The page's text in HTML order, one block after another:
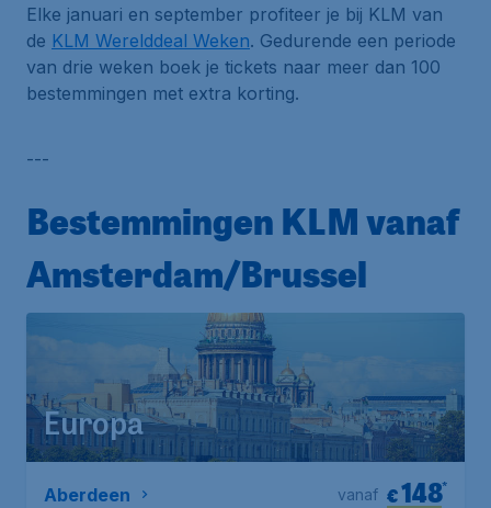
Elke januari en september profiteer je bij KLM van
de KLM Werelddeal Weken. Gedurende een periode
van drie weken boek je tickets naar meer dan 100
bestemmingen met extra korting.
---
Bestemmingen KLM vanaf
Amsterdam/Brussel
Europa
Aberdeen €148*
vanaf